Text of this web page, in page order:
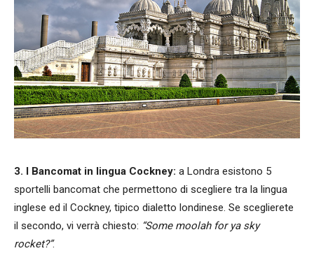
3. I Bancomat in lingua Cockney: a Londra esistono 5
sportelli bancomat che permettono di scegliere tra la lingua
inglese ed il Cockney, tipico dialetto londinese. Se sceglierete
il secondo, vi verrà chiesto: “Some moolah for ya sky
rocket?”.